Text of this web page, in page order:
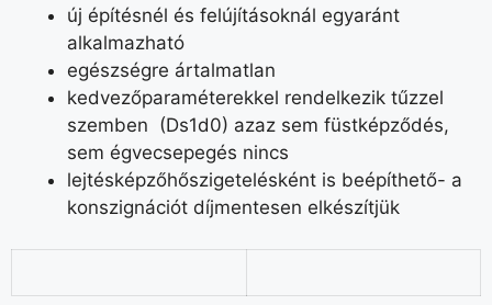
új építésnél és felújításoknál egyaránt
alkalmazható
egészségre ártalmatlan
kedvezőparaméterekkel rendelkezik tűzzel
szemben (Ds1d0) azaz sem füstképződés,
sem égvecsepegés nincs
lejtésképzőhőszigetelésként is beépíthető- a
konszignációt díjmentesen elkészítjük